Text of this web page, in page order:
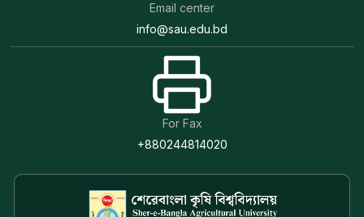
Email center
info@sau.edu.bd
For Fax
+880244814020